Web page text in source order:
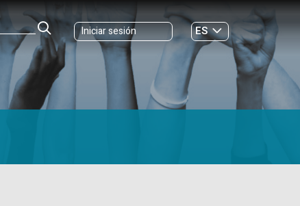
Iniciar sesión
ES
GL